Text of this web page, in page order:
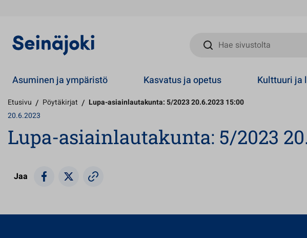
Hae sivustolta
Asuminen ja ympäristö Kasvatus ja opetus Kulttuuri ja
Etusivu / Pöytäkirjat / Lupa-asiainlautakunta: 5/2023 20.6.2023 15:00
20.6.2023
Lupa-asiainlautakunta: 5/2023
Jaa